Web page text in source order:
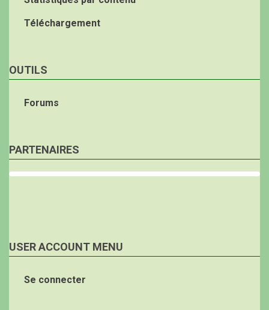
Téléchargement
OUTILS
Forums
PARTENAIRES
USER ACCOUNT MENU
Se connecter